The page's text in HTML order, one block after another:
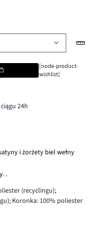
[node-product-
wishlist]
24h
i żorżety biel wełny
.
(recyclingu);
Koronka: 100% poliester